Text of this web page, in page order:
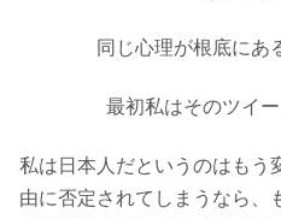
同じ心理が根底にあ
最初私はそのツイー
私は日本人だというのはもう
由に否定されてしまうなら 、